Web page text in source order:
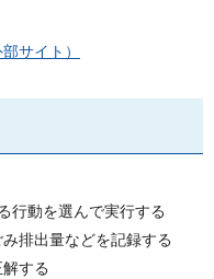
サイト）
行動を選んで実行する
排出量などを記録する
する